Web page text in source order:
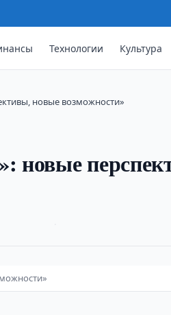
Технологии Культура
новые возможности»
новые